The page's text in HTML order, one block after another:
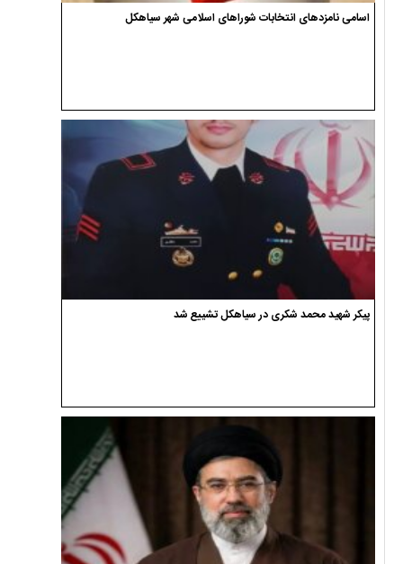
اسامی نامزدهای انتخابات شوراهای اسلامی شهر سیاهکل
پیکر شهید محمد شکری در سیاهکل تشییع شد